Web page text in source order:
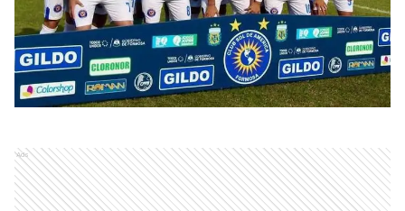
Ads